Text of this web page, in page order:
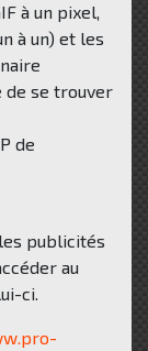
à un pixel,
à un) et les
de se trouver
de
publicités
au
ci.